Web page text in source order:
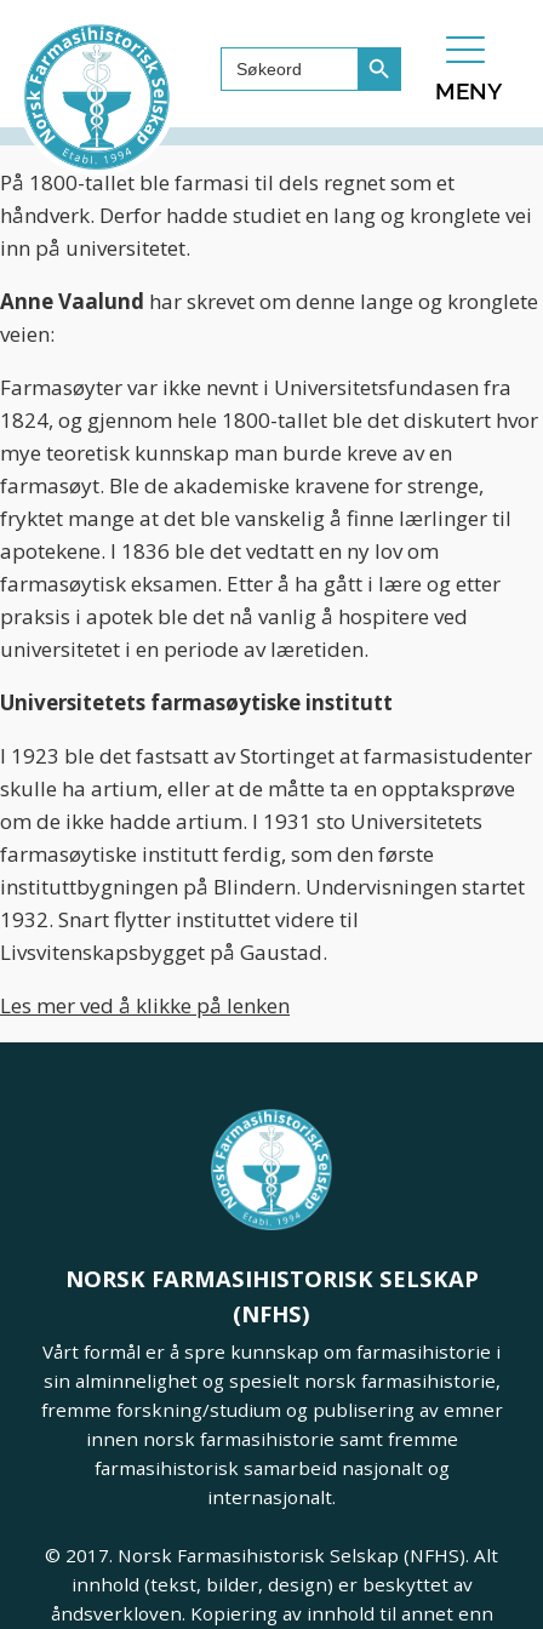
Search
for:
Search Button
MENY
På 1800-tallet ble farmasi til dels regnet som et
håndverk. Derfor hadde studiet en lang og kronglete vei
inn på universitetet.
Anne Vaalund har skrevet om denne lange og kronglete
veien:
Farmasøyter var ikke nevnt i Universitetsfundasen fra
1824, og gjennom hele 1800-tallet ble det diskutert hvor
mye teoretisk kunnskap man burde kreve av en
farmasøyt. Ble de akademiske kravene for strenge,
fryktet mange at det ble vanskelig å finne lærlinger til
apotekene. I 1836 ble det vedtatt en ny lov om
farmasøytisk eksamen. Etter å ha gått i lære og etter
praksis i apotek ble det nå vanlig å hospitere ved
universitetet i en periode av læretiden.
Universitetets farmasøytiske institutt
I 1923 ble det fastsatt av Stortinget at farmasistudenter
skulle ha artium, eller at de måtte ta en opptaksprøve
om de ikke hadde artium. I 1931 sto Universitetets
farmasøytiske institutt ferdig, som den første
instituttbygningen på Blindern. Undervisningen startet
1932. Snart flytter instituttet videre til
Livsvitenskapsbygget på Gaustad.
Les mer ved å klikke på lenken
NORSK FARMASIHISTORISK SELSKAP
(NFHS)
Vårt formål er å spre kunnskap om farmasihistorie i
sin alminnelighet og spesielt norsk farmasihistorie,
fremme forskning/studium og publisering av emner
innen norsk farmasihistorie samt fremme
farmasihistorisk samarbeid nasjonalt og
internasjonalt.
© 2017. Norsk Farmasihistorisk Selskap (NFHS). Alt
innhold (tekst, bilder, design) er beskyttet av
åndsverkloven. Kopiering av innhold til annet enn